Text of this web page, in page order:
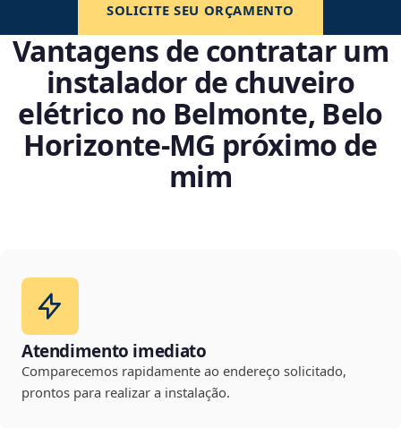
SOLICITE SEU ORÇAMENTO
Vantagens de contratar um
instalador de chuveiro
elétrico no Belmonte, Belo
Horizonte‑MG próximo de
mim
Atendimento imediato
Comparecemos rapidamente ao endereço solicitado,
prontos para realizar a instalação.